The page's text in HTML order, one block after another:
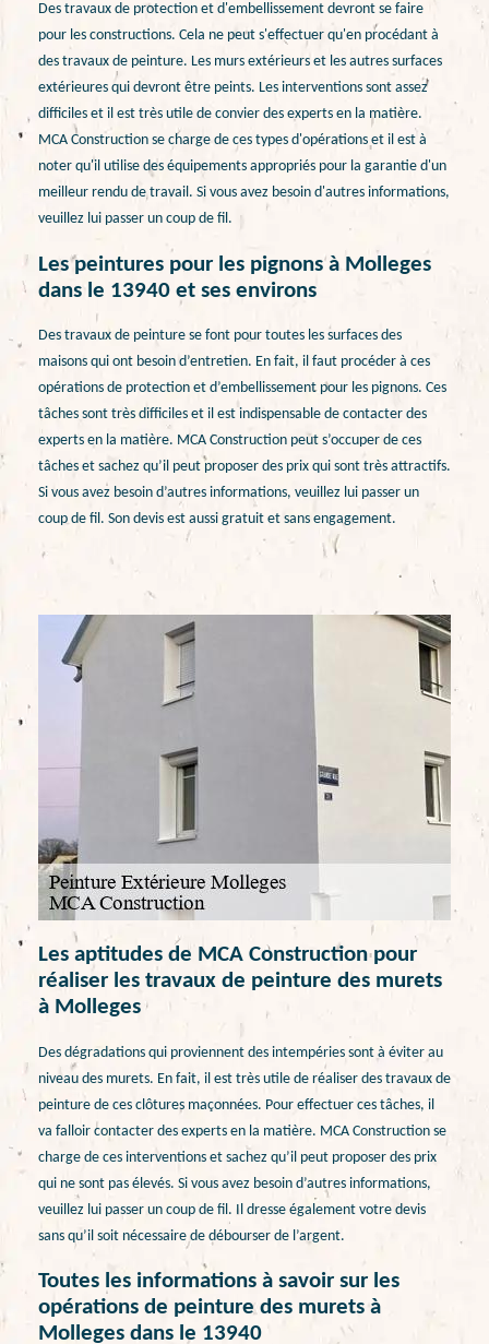
Des travaux de protection et d'embellissement devront se faire
pour les constructions. Cela ne peut s'effectuer qu'en procédant à
des travaux de peinture. Les murs extérieurs et les autres surfaces
extérieures qui devront être peints. Les interventions sont assez
difficiles et il est très utile de convier des experts en la matière.
MCA Construction se charge de ces types d'opérations et il est à
noter qu'il utilise des équipements appropriés pour la garantie d'un
meilleur rendu de travail. Si vous avez besoin d'autres informations,
veuillez lui passer un coup de fil.
Les peintures pour les pignons à Molleges
dans le 13940 et ses environs
Des travaux de peinture se font pour toutes les surfaces des
maisons qui ont besoin d’entretien. En fait, il faut procéder à ces
opérations de protection et d’embellissement pour les pignons. Ces
tâches sont très difficiles et il est indispensable de contacter des
experts en la matière. MCA Construction peut s’occuper de ces
tâches et sachez qu’il peut proposer des prix qui sont très attractifs.
Si vous avez besoin d’autres informations, veuillez lui passer un
coup de fil. Son devis est aussi gratuit et sans engagement.
Les aptitudes de MCA Construction pour
réaliser les travaux de peinture des murets
à Molleges
Des dégradations qui proviennent des intempéries sont à éviter au
niveau des murets. En fait, il est très utile de réaliser des travaux de
peinture de ces clôtures maçonnées. Pour effectuer ces tâches, il
va falloir contacter des experts en la matière. MCA Construction se
charge de ces interventions et sachez qu’il peut proposer des prix
qui ne sont pas élevés. Si vous avez besoin d’autres informations,
veuillez lui passer un coup de fil. Il dresse également votre devis
sans qu’il soit nécessaire de débourser de l’argent.
Toutes les informations à savoir sur les
opérations de peinture des murets à
Molleges dans le 13940